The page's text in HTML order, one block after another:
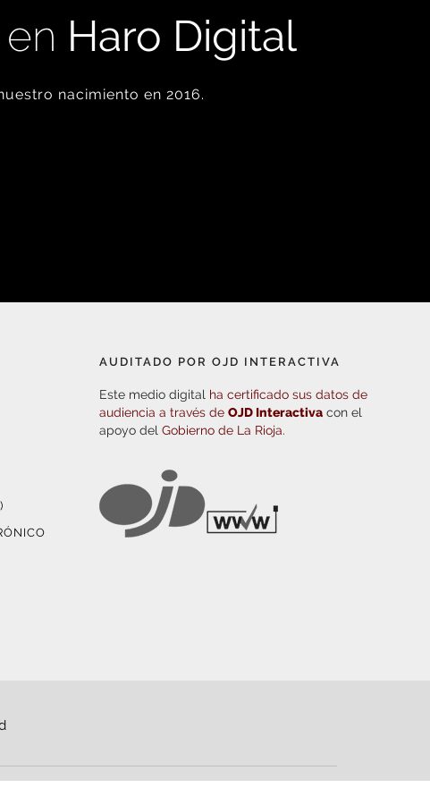
Haro Digital
nacimiento en 2016.
AUDITADO POR OJD INTERACTIVA
Este medio digital ha certificado sus datos de
audiencia a través deOJD Interactiva con el
apoyo delGobierno de La Rioja.